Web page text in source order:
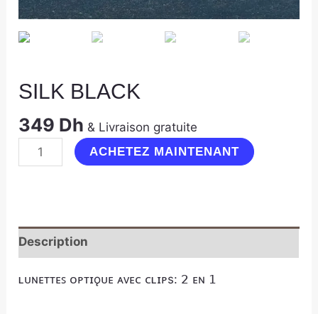
SILK BLACK
349 Dh & Livraison gratuite
ACHETEZ MAINTENANT
Description
ʟᴜɴᴇᴛᴛᴇꜱ ᴏᴘᴛɪǫᴜᴇ ᴀᴠᴇᴄ ᴄʟɪᴘs: 𝟤 ᴇɴ 𝟣